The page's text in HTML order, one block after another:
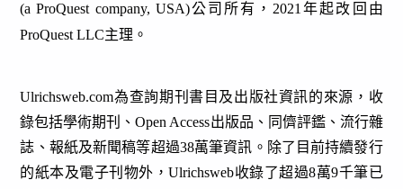
(a ProQuest company, USA)公司所有 ，2021年起改回由
ProQuest LLC主理 。
Ulrichsweb.com為查詢期刊書目及出版社資訊的來源，收
錄包括學術期刊、Open Access出版品、同儕評鑑、流行雜
誌、報紙及新聞稿等超過38萬筆資訊。除了目前持續發行
的紙本及電子刊物外，Ulrichsweb收錄了超過8萬9千筆已